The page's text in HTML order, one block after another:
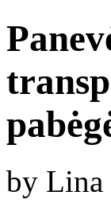
by Lina